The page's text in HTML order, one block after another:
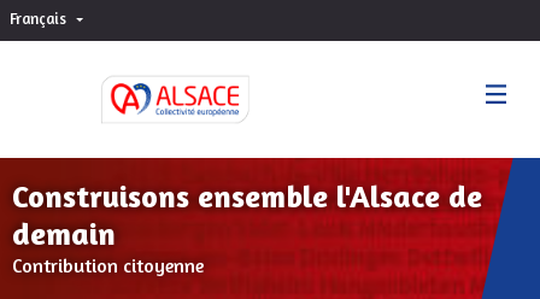
Français Choisir la langue
Construisons ensemble l'Alsace de
demain
Contribution citoyenne